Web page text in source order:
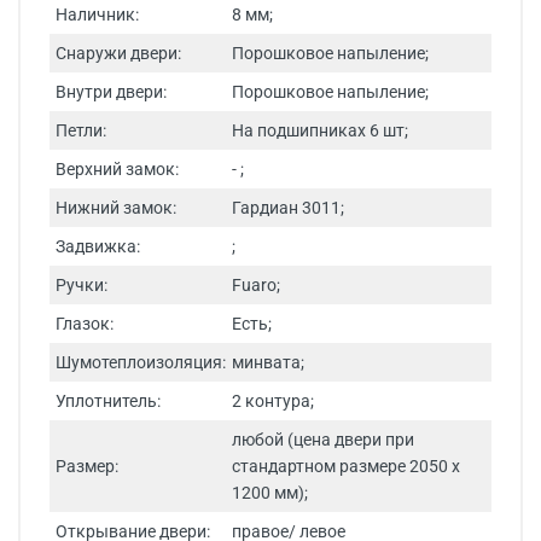
Наличник:
8 мм;
Снаружи двери:
Порошковое напыление;
Внутри двери:
Порошковое напыление;
Петли:
На подшипниках 6 шт;
Верхний замок:
- ;
Нижний замок:
Гардиан 3011;
Задвижка:
;
Ручки:
Fuaro;
Глазок:
Есть;
Шумотеплоизоляция: минвата;
Уплотнитель:
2 контура;
Размер:
любой (цена двери при
стандартном размере 2050 х
1200 мм);
Открывание двери:
правое/ левое